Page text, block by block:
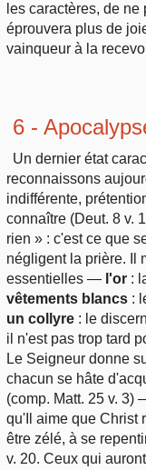
les caractères, de
éprouvera plus de
vainqueur à la
6 -
Un dernier état
reconnaissons
indifférente,
connaître (Deut. 8 v.
rien » : c'est ce que
négligent la prière. Il
essentielles — l'or :
vêtements blancs :
un collyre : le
il n'est pas trop tard
Le Seigneur donne
chacun se hâte
(comp. Matt. 25 v. 3)
qu'Il aime que Christ
être zélé, à se
v. 20. Ceux qui